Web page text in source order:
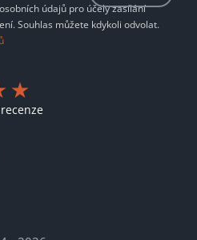
údajů pro účely zasílání
Souhlas můžete kdykoli odvolat.